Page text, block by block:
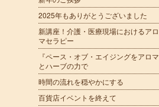
2025年もありがとうございました
新講座！介護・医療現場におけるアロ
マセラピー
『ペース・オブ・エイジングをアロマ
とハーブの力で
時間の流れを穏やかにする
百貨店イベントを終えて